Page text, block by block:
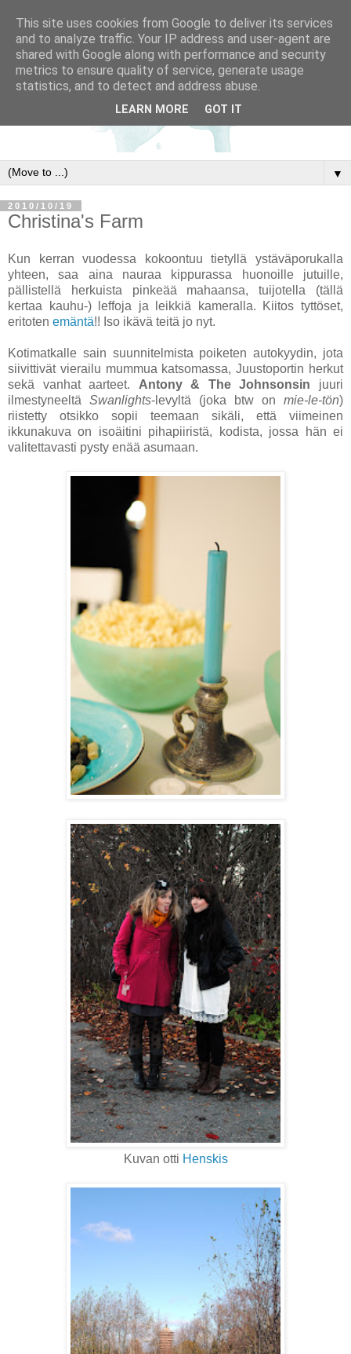
▼
2010/10/19
Christina's Farm
Kun kerran vuodessa kokoontuu tietyllä ystäväporukalla
yhteen, saa aina nauraa kippurassa huonoille jutuille,
pällistellä herkuista pinkeää mahaansa, tuijotella (tällä
kertaa kauhu-) leffoja ja leikkiä kameralla. Kiitos tyttöset,
eritoten emäntä!! Iso ikävä teitä jo nyt.
Kotimatkalle sain suunnitelmista poiketen autokyydin, jota
siivittivät vierailu mummua katsomassa, Juustoportin herkut
sekä vanhat aarteet. Antony & The Johnsonsin juuri
ilmestyneeltä Swanlights-levyltä (joka btw on mie-le-tön)
riistetty otsikko sopii teemaan sikäli, että viimeinen
ikkunakuva on isoäitini pihapiiristä, kodista, jossa hän ei
valitettavasti pysty enää asumaan.
Kuvan otti Henskis
This site uses cookies from Google to deliver its services
and to analyze traffic. Your IP address and user-agent are
shared with Google along with performance and security
metrics to ensure quality of service, generate usage
statistics, and to detect and address abuse.
LEARN MORE GOT IT